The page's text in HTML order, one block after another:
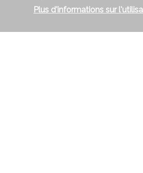
Plus d'informations sur